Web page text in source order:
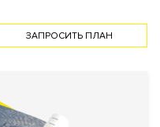
ЗАПРОСИТЬ ПЛАН